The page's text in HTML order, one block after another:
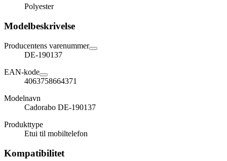
Polyester
Modelbeskrivelse
Producentens varenummer
DE-190137
EAN-kode
4063758664371
Modelnavn
Cadorabo DE-190137
Produkttype
Etui til mobiltelefon
Kompatibilitet